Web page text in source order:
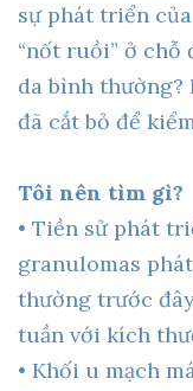
sự phát triển
“nốt ruồi” ở chỗ
da bình
đã cắt bỏ để
Tôi nên tìm gì?
• Tiền sử phát
granulomas
thường trước
tuần với kích
• Khối u mạch